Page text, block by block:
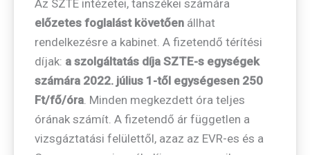
Az SZTE intézetei, tanszékei számára
előzetes foglalást követően állhat
rendelkezésre a kabinet. A fizetendő térítési
díjak: a szolgáltatás díja SZTE-s egységek
számára 2022. július 1-től egységesen 250
Ft/fő/óra. Minden megkezdett óra teljes
órának számít. A fizetendő ár független a
vizsgáztatási felülettől, azaz az EVR-es és a